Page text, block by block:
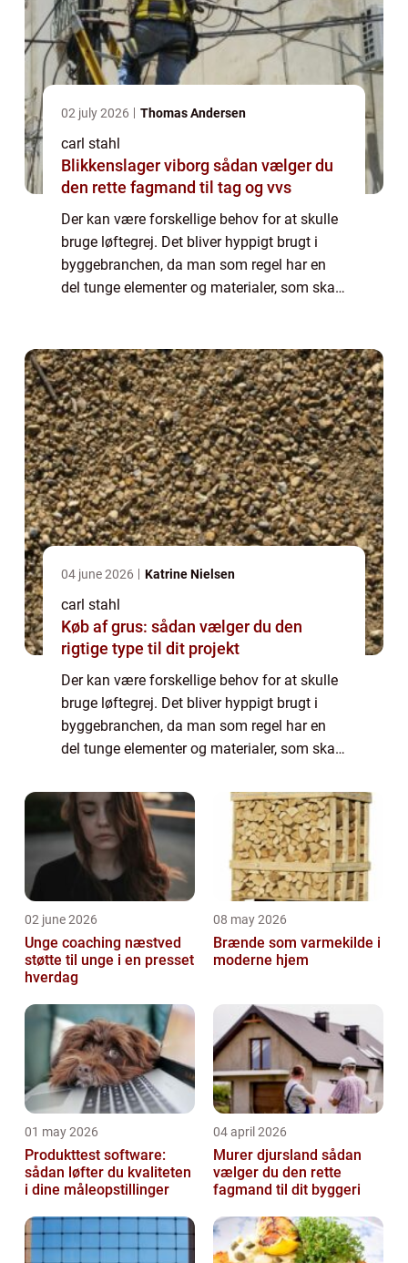
02 july 2026 Thomas Andersen
carl stahl
Blikkenslager viborg sådan vælger du
den rette fagmand til tag og vvs
Der kan være forskellige behov for at skulle
bruge løftegrej. Det bliver hyppigt brugt i
byggebranchen, da man som regel har en
del tunge elementer og materialer, som skal
04 june 2026 Katrine Nielsen
carl stahl
Køb af grus: sådan vælger du den
rigtige type til dit projekt
Der kan være forskellige behov for at skulle
bruge løftegrej. Det bliver hyppigt brugt i
byggebranchen, da man som regel har en
del tunge elementer og materialer, som skal
med løftegrej til vindmøller. Det er ...
02 june 2026
Unge coaching næstved
støtte til unge i en presset
hverdag
08 may 2026
Brænde som varmekilde i
moderne hjem
01 may 2026
Produkttest software:
sådan løfter du kvaliteten
i dine måleopstillinger
04 april 2026
Murer djursland sådan
vælger du den rette
fagmand til dit byggeri